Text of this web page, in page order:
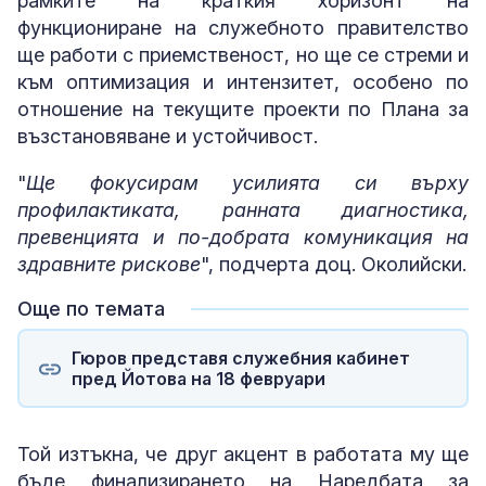
функциониране на служебното правителство
ще работи с приемственост, но ще се стреми и
към оптимизация и интензитет, особено по
отношение на текущите проекти по Плана за
възстановяване и устойчивост.
"Ще фокусирам усилията си върху
профилактиката, ранната диагностика,
превенцията и по-добрата комуникация на
здравните рискове", подчерта доц. Околийски.
Още по темата
Гюров представя служебния кабинет
пред Йотова на 18 февруари
Той изтъкна, че друг акцент в работата му ще
бъде финализирането на Наредбата за